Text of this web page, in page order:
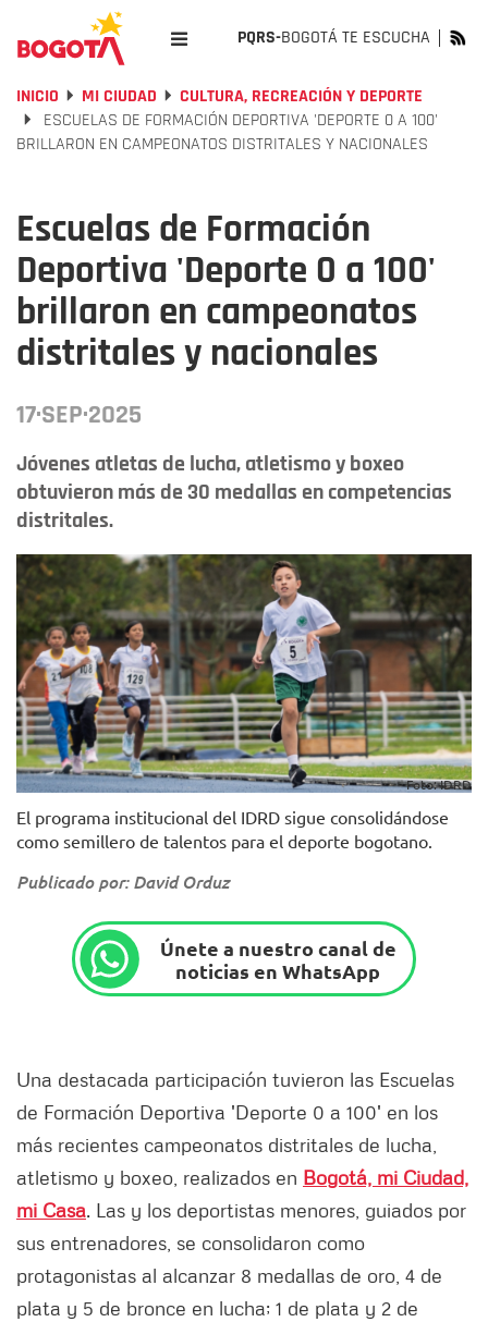
PQRS-BOGOTÁ TE ESCUCHA
INICIO MI CIUDAD
CULTURA, RECREACIÓN Y DEPORTE
ESCUELAS DE FORMACIÓN DEPORTIVA 'DEPORTE 0 A 100'
BRILLARON EN CAMPEONATOS DISTRITALES Y NACIONALES
Escuelas de Formación
Deportiva 'Deporte 0 a 100'
brillaron en campeonatos
distritales y nacionales
17·SEP·2025
Jóvenes atletas de lucha, atletismo y boxeo
obtuvieron más de 30 medallas en competencias
distritales.
Foto: IDRD
El programa institucional del IDRD sigue consolidándose
como semillero de talentos para el deporte bogotano.
Publicado por: David Orduz
Únete a nuestro canal de
noticias en WhatsApp
Una destacada participación tuvieron las Escuelas
de Formación Deportiva 'Deporte 0 a 100' en los
más recientes campeonatos distritales de lucha,
atletismo y boxeo, realizados en Bogotá, mi Ciudad,
mi Casa. Las y los deportistas menores, guiados por
sus entrenadores, se consolidaron como
protagonistas al alcanzar 8 medallas de oro, 4 de
plata y 5 de bronce en lucha; 1 de plata y 2 de